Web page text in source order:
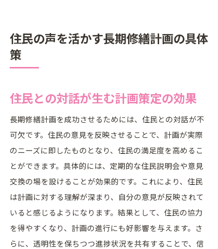
住民の声を活かす長期修繕計画の具体
策
住民との対話が生む計画策定の効果
長期修繕計画を成功させるためには、住民との対話が不
可欠です。住民の意見を反映させることで、計画が実際
のニーズに即したものとなり、住民の満足度を高めるこ
とができます。具体的には、定期的な住民説明会や意見
交換の場を設けることが効果的です。これにより、住民
は計画に対する理解が深まり、自分の意見が反映されて
いると感じるようになります。結果として、住民の協力
を得やすくなり、計画の進行にも好影響を与えます。さ
らに、透明性を保ちつつ進捗状況を共有することで、信